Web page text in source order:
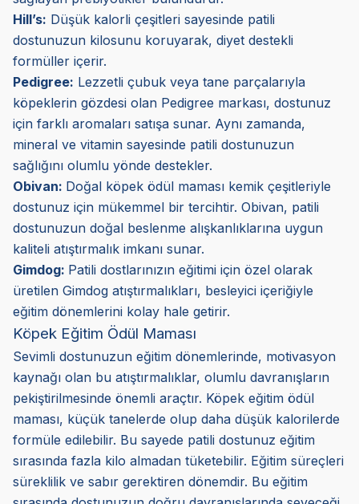
Hill’s: Düşük kalorli çeşitleri sayesinde patili
dostunuzun kilosunu koruyarak, diyet destekli
formüller içerir.
Pedigree: Lezzetli çubuk veya tane parçalarıyla
köpeklerin gözdesi olan Pedigree markası, dostunuz
için farklı aromaları satışa sunar. Aynı zamanda,
mineral ve vitamin sayesinde patili dostunuzun
sağlığını olumlu yönde destekler.
Obivan: Doğal köpek ödül maması kemik çeşitleriyle
dostunuz için mükemmel bir tercihtir. Obivan, patili
dostunuzun doğal beslenme alışkanlıklarına uygun
kaliteli atıştırmalık imkanı sunar.
Gimdog: Patili dostlarınızın eğitimi için özel olarak
üretilen Gimdog atıştırmalıkları, besleyici içeriğiyle
eğitim dönemlerini kolay hale getirir.
Köpek Eğitim Ödül Maması
Sevimli dostunuzun eğitim dönemlerinde, motivasyon
kaynağı olan bu atıştırmalıklar, olumlu davranışların
pekiştirilmesinde önemli araçtır. Köpek eğitim ödül
maması, küçük tanelerde olup daha düşük kalorilerde
formüle edilebilir. Bu sayede patili dostunuz eğitim
sırasında fazla kilo almadan tüketebilir. Eğitim süreçleri
süreklilik ve sabır gerektiren dönemdir. Bu eğitim